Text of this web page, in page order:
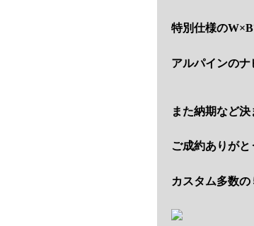
特別仕様の
アルパインの
また納期など
ご成約ありが
カスタム多数